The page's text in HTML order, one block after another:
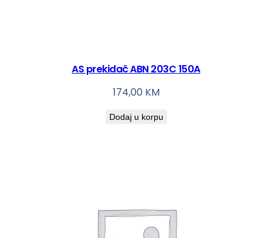
AS prekidač ABN 203C 150A
174,00 KM
Dodaj u korpu